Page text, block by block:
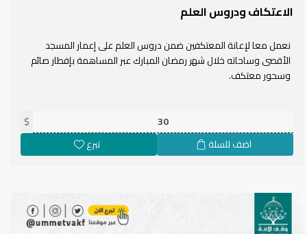
الاعتكاف ودروس العلم
نعمل معا لإعانة المعتكفين ضمن دروس العلم على إعمار المسجد
الأقصى وساحاته خلال شهر رمضان المبارك عبر المساهمة بإفطار صائم
وسحور معتكف.
$
اضف للسلة تبرع